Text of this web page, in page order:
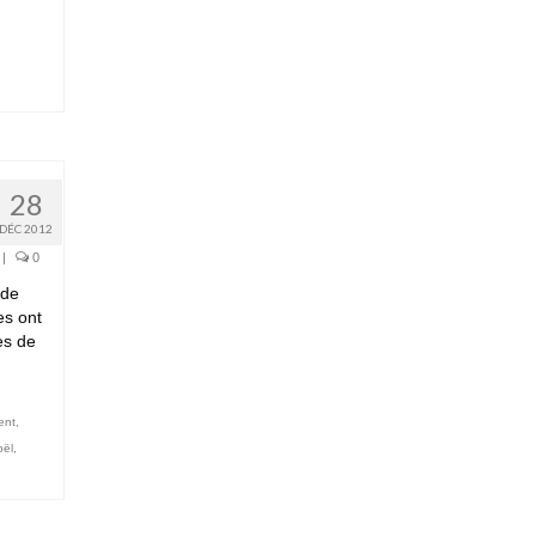
28
DÉC 2012
|
0
ont
de
,
,